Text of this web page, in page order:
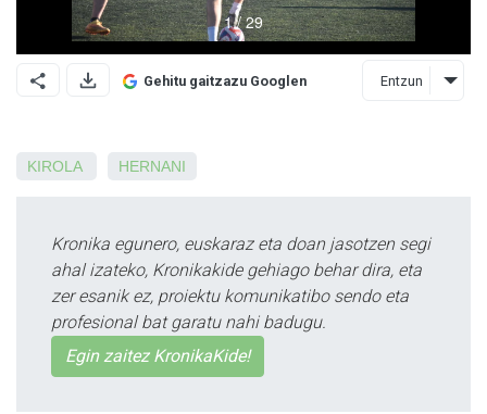
Gehitu gaitzazu Googlen Entzun
KIROLA HERNANI
Kronika egunero, euskaraz eta doan jasotzen segi
ahal izateko, Kronikakide gehiago behar dira, eta
zer esanik ez, proiektu komunikatibo sendo eta
profesional bat garatu nahi badugu.
Egin zaitez KronikaKide!